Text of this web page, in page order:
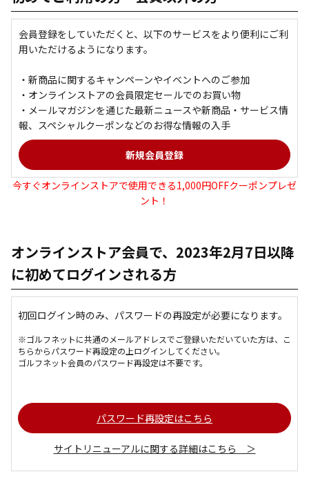
会員登録をしていただくと、以下のサービスをより便利にご利
用いただけるようになります。
・新商品に関するキャンペーンやイベントへのご参加
・オンラインストアの会員限定セールでのお買い物
・メールマガジンを通じた最新ニュースや新商品・サービス情
報、スペシャルクーポンなどのお得な情報の入手
今すぐオンラインストアで使用できる1,000円OFFクーポンプレゼ
ント！
オンラインストア会員で、2023年2月7日以降
に初めてログインされる方
初回ログイン時のみ、パスワードの再設定が必要になります。
※ゴルフネットに共通のメールアドレスでご登録いただいていた方は、こ
ちらからパスワード再設定の上ログインしてください。
ゴルフネット会員のパスワード再設定は不要です。
パスワード再設定はこちら
サイトリニューアルに関する詳細はこちら ＞